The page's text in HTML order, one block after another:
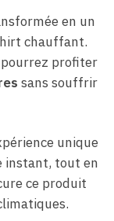
en un
chauffant.
pourrez profiter
sans souffrir
unique
instant, tout en
ce produit